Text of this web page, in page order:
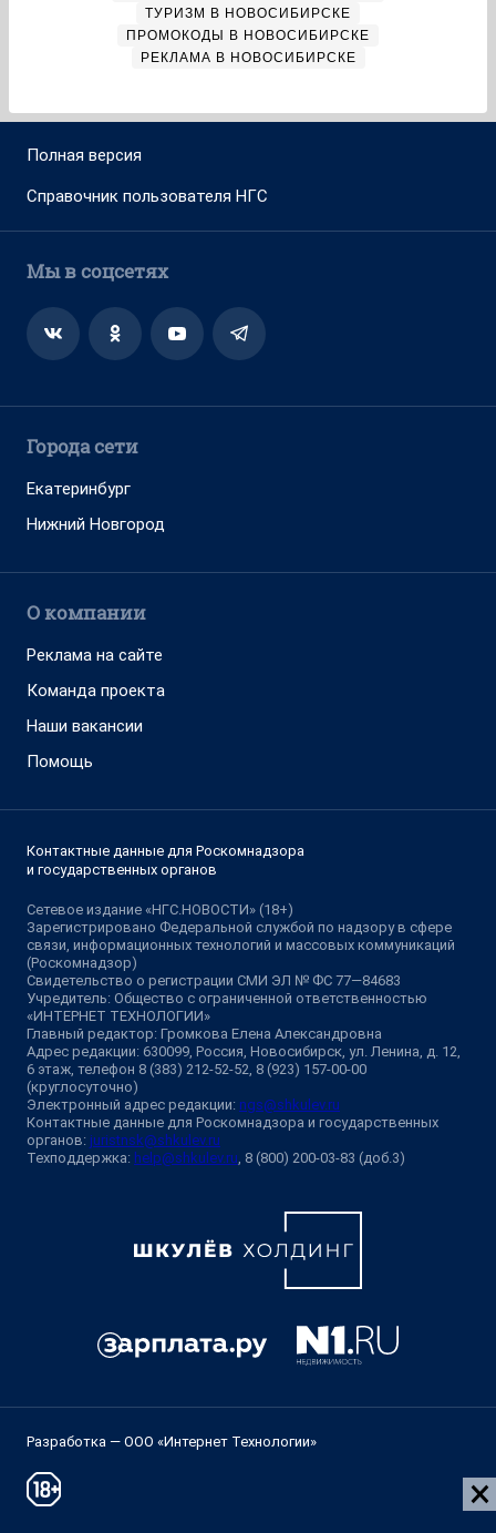
ТУРИЗМ В НОВОСИБИРСКЕ
ПРОМОКОДЫ В НОВОСИБИРСКЕ
РЕКЛАМА В НОВОСИБИРСКЕ
Полная версия
Справочник пользователя НГС
Мы в соцсетях
Города сети
Екатеринбург
Нижний Новгород
О компании
Реклама на сайте
Команда проекта
Наши вакансии
Помощь
Контактные данные для Роскомнадзора
и государственных органов
Сетевое издание «НГС.НОВОСТИ» (18+)
Зарегистрировано Федеральной службой по надзору в сфере
связи, информационных технологий и массовых коммуникаций
(Роскомнадзор)
Свидетельство о регистрации СМИ ЭЛ № ФС 77—84683
Учредитель: Общество с ограниченной ответственностью
«ИНТЕРНЕТ ТЕХНОЛОГИИ»
Главный редактор: Громкова Елена Александровна
Адрес редакции: 630099, Россия, Новосибирск, ул. Ленина, д. 12,
6 этаж, телефон 8 (383) 212-52-52, 8 (923) 157-00-00
(круглосуточно)
Электронный адрес редакции: ngs@shkulev.ru
Контактные данные для Роскомнадзора и государственных
органов: juristnsk@shkulev.ru
Техподдержка: help@shkulev.ru , 8 (800) 200-03-83 (доб.3)
Разработка — ООО «Интернет Технологии»